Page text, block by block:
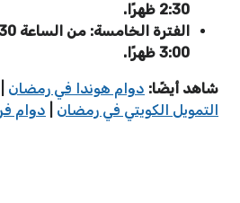
2:30 ظهرًا.
3:00 ظهرًا.
شاهد أيضًا: دوام هوندا في رمضان
التمويل الكويتي في رمضان
دوام